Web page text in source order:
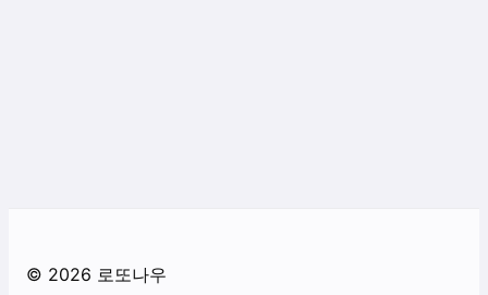
© 2026 로또나우